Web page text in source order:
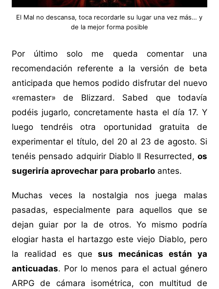
El Mal no descansa, toca recordarle su lugar una vez más… y
de la mejor forma posible
Por último solo me queda comentar una
recomendación referente a la versión de beta
anticipada que hemos podido disfrutar del nuevo
«remaster» de Blizzard. Sabed que todavía
podéis jugarlo, concretamente hasta el día 17. Y
luego tendréis otra oportunidad gratuita de
experimentar el título, del 20 al 23 de agosto. Si
tenéis pensado adquirir Diablo II Resurrected,os
sugeriría aprovechar para probarloantes.
Muchas veces la nostalgia nos juega malas
pasadas, especialmente para aquellos que se
dejan guiar por la de otros. Yo mismo podría
elogiar hasta el hartazgo este viejo Diablo, pero
la realidad es quesus mecánicas están ya
anticuadas. Por lo menos para el actual género
ARPG de cámara isométrica, con multitud de